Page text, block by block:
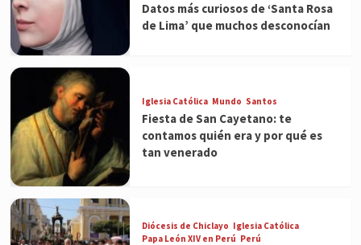
Datos más curiosos de ‘Santa Rosa
de Lima’ que muchos desconocían
Iglesia Católica Mundo Santos
Fiesta de San Cayetano: te
contamos quién era y por qué es
tan venerado
Diócesis de Chiclayo Iglesia Católica
Papa León XIV en Perú Perú